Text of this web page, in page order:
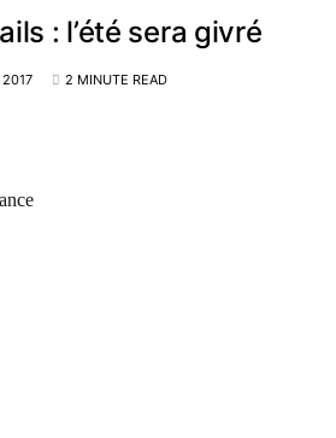
: l’été sera givré
2 MINUTE READ